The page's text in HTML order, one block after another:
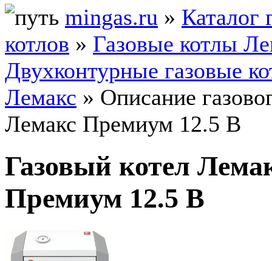
mingas.ru » Каталог
котлов » Газовые котлы
Двухконтурные газовые
Лемакс » Описание
Лемакс Премиум 12.5 В
Газовый котел
Премиум 12.5 В